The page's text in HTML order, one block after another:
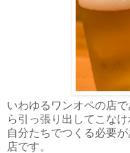
いわゆるワンオペの店
ら引っ張り出してこな
自分たちでつくる必要
店です。